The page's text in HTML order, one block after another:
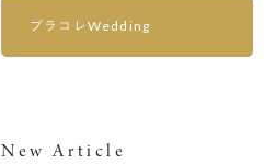
プラコレWedding
New Article